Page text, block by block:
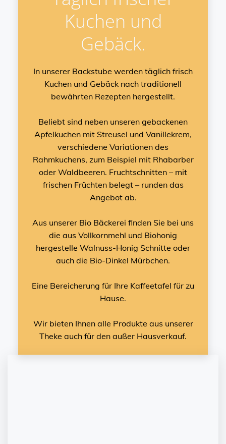
Kuchen und
Gebäck.
In unserer Backstube werden täglich frisch
Kuchen und Gebäck nach traditionell
bewährten Rezepten hergestellt.
Beliebt sind neben unseren gebackenen
Apfelkuchen mit Streusel und Vanillekrem,
verschiedene Variationen des
Rahmkuchens, zum Beispiel mit Rhabarber
oder Waldbeeren. Fruchtschnitten – mit
frischen Früchten belegt – runden das
Angebot ab.
Aus unserer Bio Bäckerei finden Sie bei uns
die aus Vollkornmehl und Biohonig
hergestelle Walnuss-Honig Schnitte oder
auch die Bio-Dinkel Mürbchen.
Eine Bereicherung für Ihre Kaffeetafel für zu
Hause.
Wir bieten Ihnen alle Produkte aus unserer
Theke auch für den außer Hausverkauf.